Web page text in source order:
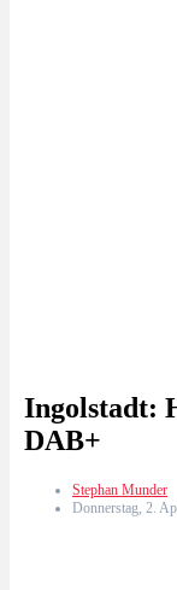
Ingolstadt:
DAB+
Stephan Munder
Donnerstag, 2.